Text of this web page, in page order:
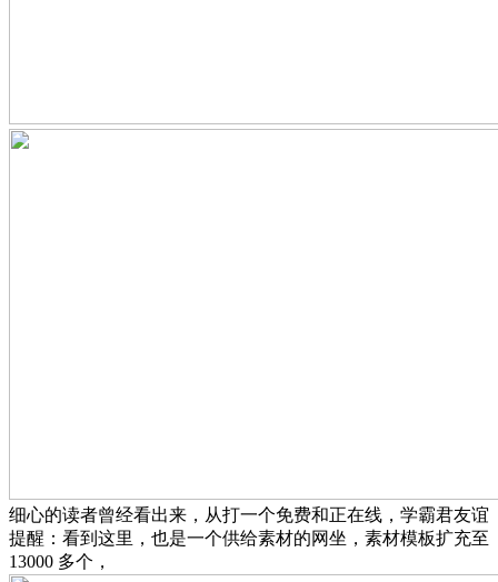
细心的读者曾经看出来，从打一个免费和正在线，学霸君友谊
提醒：看到这里，也是一个供给素材的网坐，素材模板扩充至
13000 多个，